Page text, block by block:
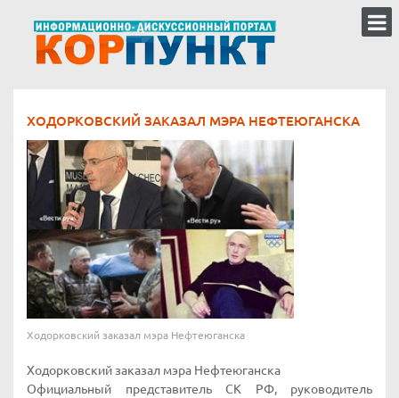
ХОДОРКОВСКИЙ ЗАКАЗАЛ МЭРА НЕФТЕЮГАНСКА
Ходорковский заказал мэра Нефтеюганска
Ходорковский заказал мэра Нефтеюганска
Официальный представитель СК РФ, руководитель